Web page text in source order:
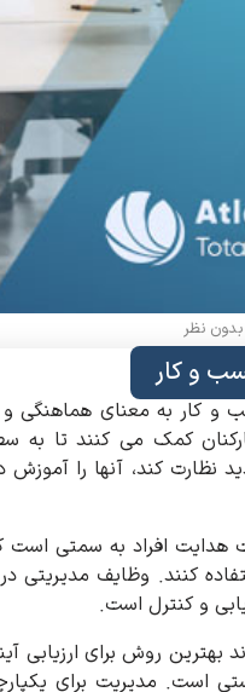
بدون نظر
و کار
و کار به معنای هماهنگی
کمک می کنند تا
نظارت کند، آنها را
افراد به سمتی است
کنند. وظایف مدیریتی
و کنترل است.
بهترین روش برای ارزیابی
است. مدیریت برای